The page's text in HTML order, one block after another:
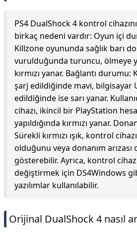
PS4 DualShock 4 kontrol
birkaç nedeni vardır: Oyun içi
Killzone oyununda sağlık barı
vurulduğunda turuncu, ölmeye
kırmızı yanar. Bağlantı
şarj edildiğinde mavi, bilgisayar
edildiğinde ise sarı yanar.
cihazı, ikincil bir PlayStation
yapıldığında kırmızı yanar.
Sürekli kırmızı ışık, kontrol
olduğunu veya donanım
gösterebilir. Ayrıca, kontrol
değiştirmek için DS4Windows
yazılımlar kullanılabilir.
Orijinal DualShock 4 nasıl